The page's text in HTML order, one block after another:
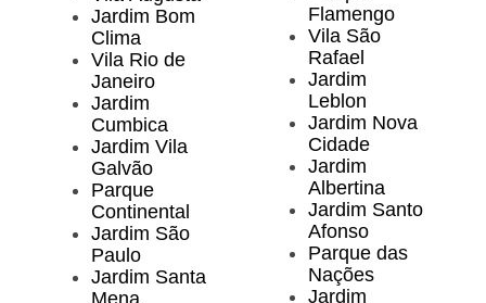
Jardim Bom
Clima
Vila Rio de
Janeiro
Jardim
Cumbica
Jardim Vila
Galvão
Parque
Continental
Jardim São
Paulo
Jardim Santa
Flamengo
Vila São
Rafael
Jardim
Leblon
Jardim Nova
Cidade
Jardim
Albertina
Jardim Santo
Afonso
Parque das
Nações
Jardim